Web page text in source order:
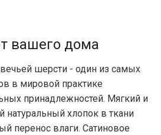
вашего дома
шерсти - один из самых
в мировой практике
принадлежностей. Мягкий и
натуральный хлопок в ткани
перенос влаги. Сатиновое